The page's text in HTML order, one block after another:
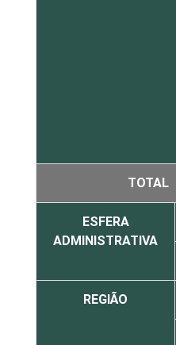
TOTAL
ESFERA
ADMINISTRATIVA
REGIÃO